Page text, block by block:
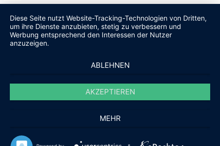
Diese Seite nutzt Website-Tracking-Technologien von Dritten,
um ihre Dienste anzubieten, stetig zu verbessern und
Werbung entsprechend den Interessen der Nutzer
anzuzeigen.
ABLEHNEN
AKZEPTIEREN
MEHR